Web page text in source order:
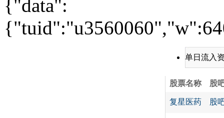
{"data":
单日流入
股票名称 股
复星医药 股